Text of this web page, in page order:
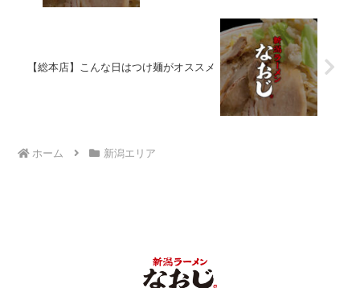
【総本店】こんな日はつけ麺がオススメ
ホーム 新潟エリア